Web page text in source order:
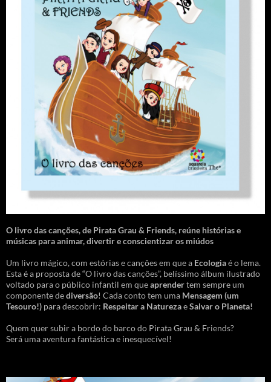
O livro das canções,de Pirata Grau & Friends, reúne histórias e
músicas para animar, divertir e conscientizar os miúdos
Um livro mágico, com estórias e canções em que a Ecologiaé o lema.
Esta é a proposta de “O livro das canções”, belíssimo álbum ilustrado
voltado para o público infantil em queaprendertem sempre um
componente dediversão! Cada conto tem uma Mensagem (um
Tesouro!) para descobrir: Respeitar a NaturezaeSalvar o Planeta!
Quem quer subir a bordo do barco do Pirata Grau & Friends?
Será uma aventura fantástica e inesquecível!